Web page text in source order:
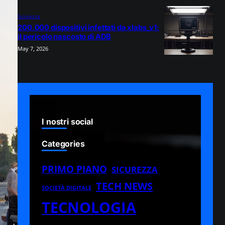
Sicurezza
200.000 dispositivi infettati da xlabs_v1:
il pericolo nascosto di ADB
May 7, 2026
I nostri social
Categories
PRIMO PIANO SICUREZZA
SOCIETÀ DIGITALE TECH NEWS
TECNOLOGIA